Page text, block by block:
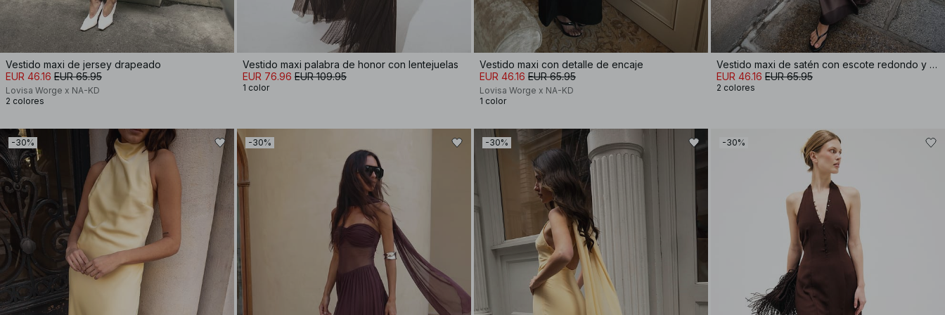
Vestido maxi de jersey drapeado
EUR 46.16 EUR 65.95
Lovisa Worge x NA-KD
2 colores
Vestido maxi palabra de honor con lentejuelas
EUR 76.96 EUR 109.95
1 color
Vestido maxi con detalle de encaje
EUR 46.16 EUR 65.95
Lovisa Worge x NA-KD
1 color
Vestido maxi de satén con escote redondo y pañuelo
EUR 46.16 EUR 65.95
2 colores
-30% -30% -30% -30%